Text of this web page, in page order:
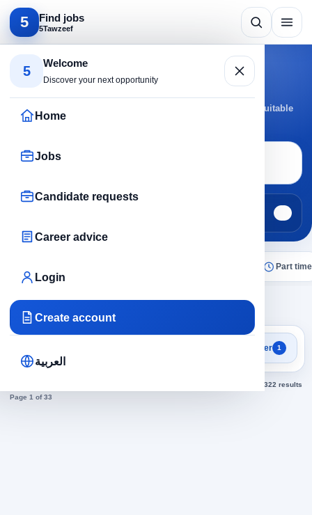
5 Find jobs
5Tawzeef
5
Welcome
Discover your next opportunity
Home
Jobs
Candidate requests
Career advice
Login
Create account
العربية
Search by specialty
Marketing jobs
Browse Marketing jobs by active cities and roles to reach suitable
opportunities faster.
Part time
Marketing× Clear all
Focused search results
Marketing jobs Filter 1
322 results
Page 1 of 33